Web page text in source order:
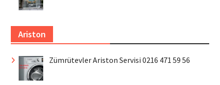
Ariston
Zümrütevler Ariston Servisi 0216 471 59 56